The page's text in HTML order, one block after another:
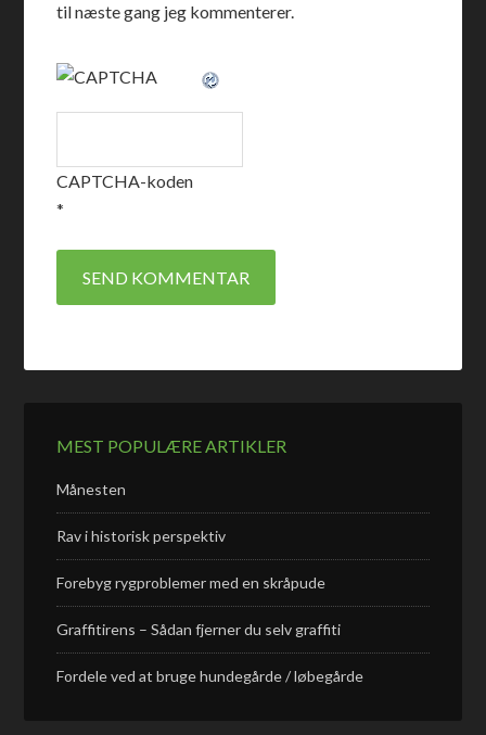
til næste gang jeg kommenterer.
CAPTCHA-koden
*
MEST POPULÆRE ARTIKLER
Månesten
Rav i historisk perspektiv
Forebyg rygproblemer med en skråpude
Graffitirens – Sådan fjerner du selv graffiti
Fordele ved at bruge hundegårde / løbegårde